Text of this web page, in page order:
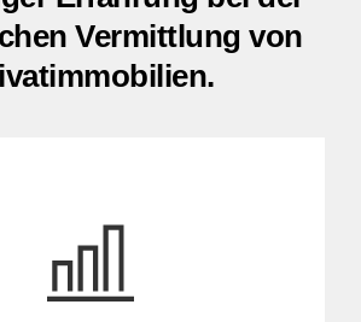
Vermittlung von